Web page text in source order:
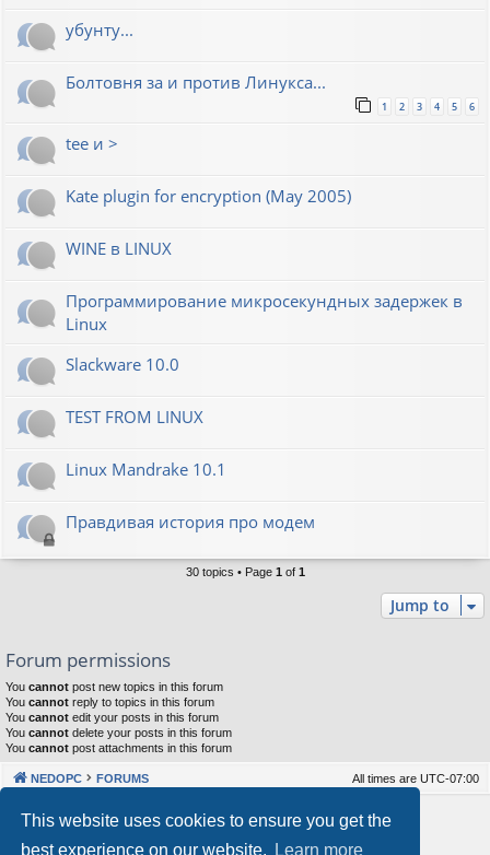
This website uses cookies to ensure you get the
best experience on our website.
Learn more
убунту...
Болтовня за и против Линукса...
1 2 3 4 5 6
tee и >
Kate plugin for encryption (May 2005)
WINE в LINUX
Программирование микросекундных задержек в
Linux
Slackware 10.0
TEST FROM LINUX
Linux Mandrake 10.1
Правдивая история про модем
30 topics • Page 1 of 1
Jump to
Forum permissions
You cannot post new topics in this forum
You cannot reply to topics in this forum
You cannot edit your posts in this forum
You cannot delete your posts in this forum
You cannot post attachments in this forum
NEDOPC FORUMS All times are UTC-07:00
Powered by phpBB® Forum Software © phpBB Limited
Our VPS Hosting By RimuHosting